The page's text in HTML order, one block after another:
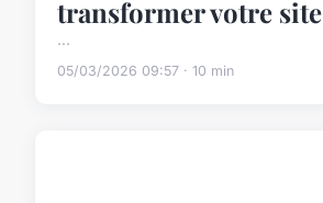
transformer votre site
...
05/03/2026 09:57 · 10 min